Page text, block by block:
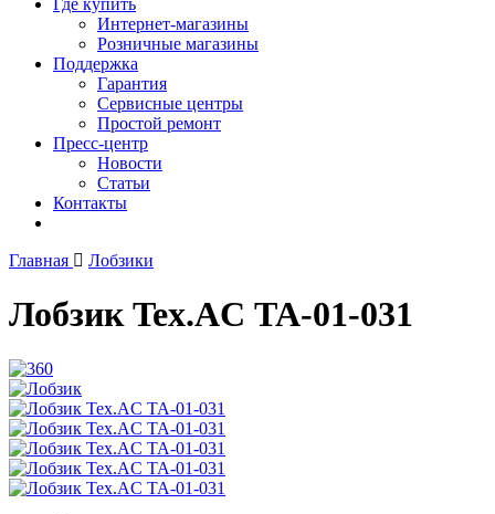
Где купить
Интернет-магазины
Розничные магазины
Поддержка
Гарантия
Сервисные центры
Простой ремонт
Пресс-центр
Новости
Статьи
Контакты
Главная Лобзики
Лобзик Tex.AC ТА-01-031